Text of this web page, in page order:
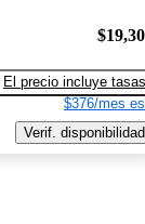
El precio incluye tasas
$376/mes
Verif. disponibilidad